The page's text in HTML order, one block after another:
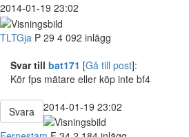
2014-01-19 23:02
TLTGja P 29 4 092 inlägg
Svar till bat171 [Gå till post]:
Kör fps mätare eller köp inte bf4
Svara
2014-01-19 23:02